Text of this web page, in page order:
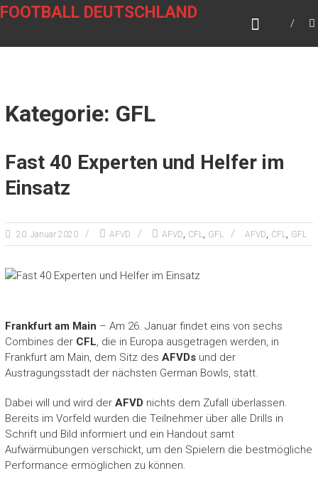
Zum
FOOTBALL DEUTSCHLAND
Kategorie: GFL
Fast 40 Experten und Helfer im
Einsatz
20. Januar 2020 AFVD AFVD, CFL, GFL AFVD, CFL, GFL
Frankfurt am Main – Am 26. Januar findet eins von sechs
Combines der CFL, die in Europa ausgetragen werden, in
Frankfurt am Main, dem Sitz des AFVDsund der
Austragungsstadt der nächsten German Bowls, statt.
Dabei will und wird der AFVD nichts dem Zufall überlassen.
Bereits im Vorfeld wurden die Teilnehmer über alle Drills in
Schrift und Bild informiert und ein Handout samt
Aufwärmübungen verschickt, um den Spielern die bestmögliche
Performance ermöglichen zu können.